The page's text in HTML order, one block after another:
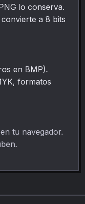
lo conserva.
a 8 bits
en BMP).
formatos
tu navegador.